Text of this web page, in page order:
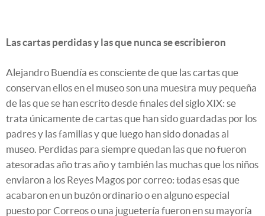
Las cartas perdidas y las que nunca se escribieron
Alejandro Buendía es consciente de que las cartas que
conservan ellos en el museo son una muestra muy pequeña
de las que se han escrito desde finales del siglo XIX: se
trata únicamente de cartas que han sido guardadas por los
padres y las familias y que luego han sido donadas al
museo. Perdidas para siempre quedan las que no fueron
atesoradas año tras año y también las muchas que los niños
enviaron a los Reyes Magos por correo: todas esas que
acabaron en un buzón ordinario o en alguno especial
puesto por Correos o una juguetería fueron en su mayoría